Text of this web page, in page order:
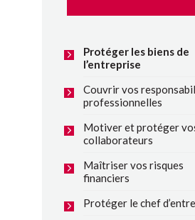
Protéger les biens de
l’entreprise
Couvrir vos
professionnelles
Motiver et protéger
collaborateurs
Maîtriser vos risques
financiers
Protéger le chef